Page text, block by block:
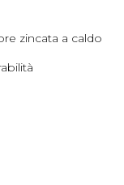
zincata a caldo